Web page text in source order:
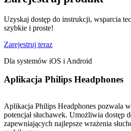
Uzyskaj dostęp do instrukcji, wsparcia
szybkie i proste!
Zarejestruj teraz
Dla systemów iOS i Android
Aplikacja Philips Headphones
Aplikacja Philips Headphones pozwala
potencjał słuchawek. Umożliwia dostęp
zapewniających najlepsze wrażenia